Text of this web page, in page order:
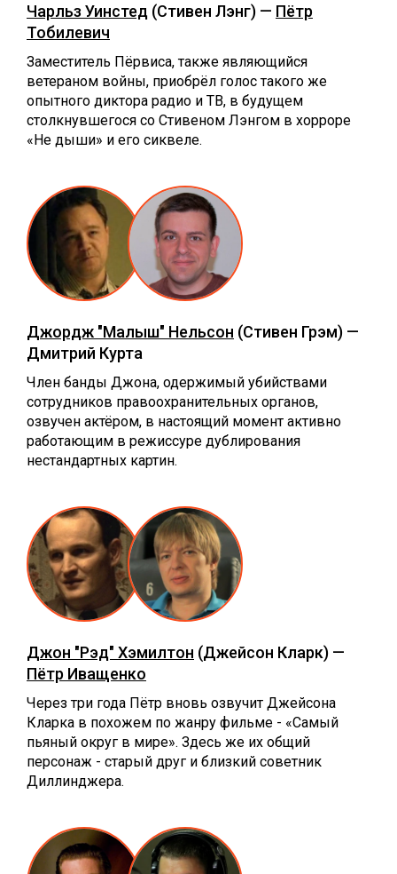
Чарльз Уинстед (Стивен Лэнг) — Пётр
Тобилевич
Заместитель Пёрвиса, также являющийся
ветераном войны, приобрёл голос такого же
опытного диктора радио и ТВ, в будущем
столкнувшегося со Стивеном Лэнгом в хорроре
«Не дыши» и его сиквеле.
Джордж "Малыш" Нельсон (Стивен Грэм) —
Дмитрий Курта
Член банды Джона, одержимый убийствами
сотрудников правоохранительных органов,
озвучен актёром, в настоящий момент активно
работающим в режиссуре дублирования
нестандартных картин.
Джон "Рэд" Хэмилтон (Джейсон Кларк) —
Пётр Иващенко
Через три года Пётр вновь озвучит Джейсона
Кларка в похожем по жанру фильме - «Самый
пьяный округ в мире». Здесь же их общий
персонаж - старый друг и близкий советник
Диллинджера.